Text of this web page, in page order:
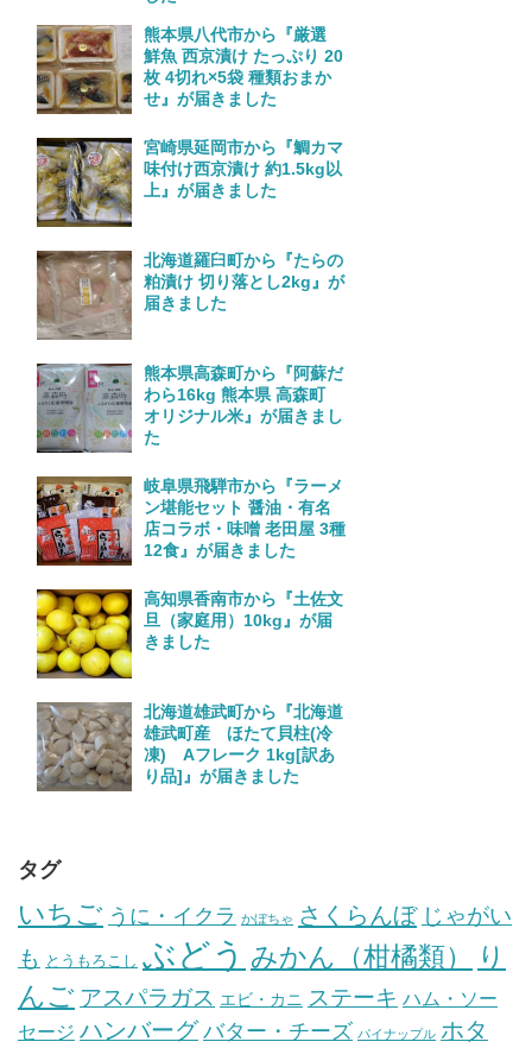
熊本県八代市から『厳選
鮮魚 西京漬け たっぷり 20
枚 4切れ×5袋 種類おまか
せ』が届きました
宮崎県延岡市から『鯛カマ
味付け西京漬け 約1.5kg以
上』が届きました
北海道羅臼町から『たらの
粕漬け 切り落とし2kg』が
届きました
熊本県高森町から『阿蘇だ
わら16kg 熊本県 高森町
オリジナル米』が届きまし
た
岐阜県飛騨市から『ラーメ
ン堪能セット 醤油・有名
店コラボ・味噌 老田屋 3種
12食』が届きました
高知県香南市から『土佐文
旦（家庭用）10kg』が届
きました
北海道雄武町から『北海道
雄武町産 ほたて貝柱(冷
凍) Aフレーク 1kg[訳あ
り品]』が届きました
タグ
いちご うに・イクラ かぼちゃ さくらんぼ じゃがい
も とうもろこし ぶどう みかん（柑橘類）
り
んご アスパラガス エビ・カニ ステーキ ハム・ソー
セージ ハンバーグ バター・チーズ パイナップル ホタ